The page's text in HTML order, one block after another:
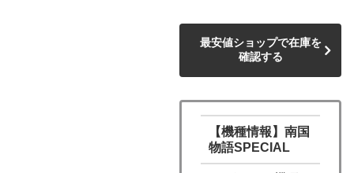
最安値ショップで在庫を
確認する
【機種情報】南国
物語SPECIAL